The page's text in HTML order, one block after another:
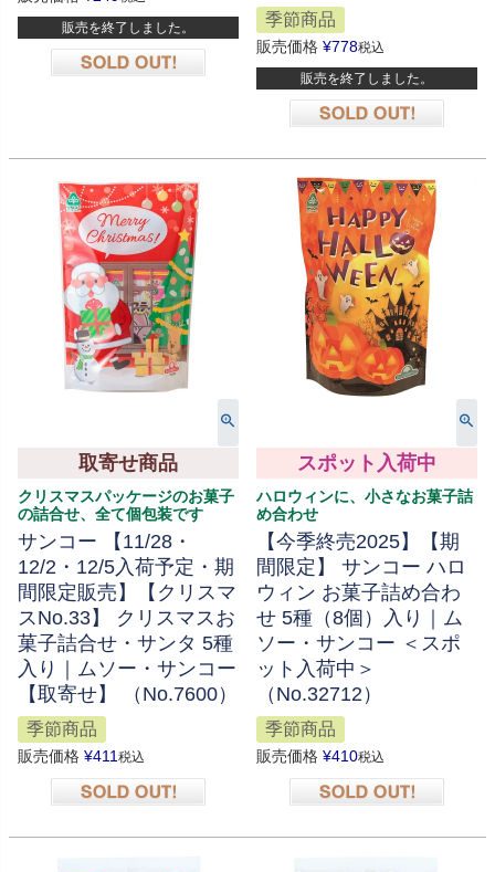
販売を終了しました。
季節商品
販売価格 ¥778税込
販売を終了しました。
取寄せ商品
クリスマスパッケージのお菓子
の詰合せ、全て個包装です
サンコー 【11/28・
12/2・12/5入荷予定・期
間限定販売】【クリスマ
スNo.33】 クリスマスお
菓子詰合せ・サンタ 5種
入り｜ムソー・サンコー
【取寄せ】 （No.7600）
季節商品
販売価格 ¥411税込
スポット入荷中
ハロウィンに、小さなお菓子詰
め合わせ
【今季終売2025】【期
間限定】 サンコー ハロ
ウィン お菓子詰め合わ
せ 5種（8個）入り｜ム
ソー・サンコー ＜スポ
ット入荷中＞
（No.32712）
季節商品
販売価格 ¥410税込